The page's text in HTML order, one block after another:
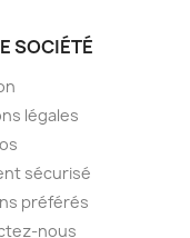
SOCIÉTÉ
légales
sécurisé
préférés
nous